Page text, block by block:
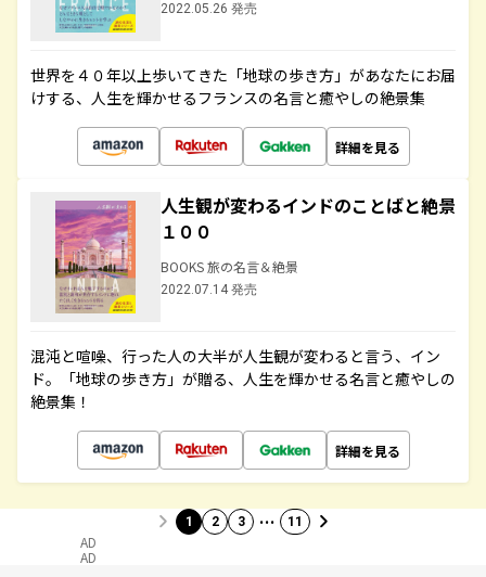
2022.05.26 発売
世界を４０年以上歩いてきた「地球の歩き方」があなたにお届
けする、人生を輝かせるフランスの名言と癒やしの絶景集
詳細を見る
人生観が変わるインドのことばと絶景
１００
BOOKS 旅の名言＆絶景
2022.07.14 発売
混沌と喧噪、行った人の大半が人生観が変わると言う、イン
ド。「地球の歩き方」が贈る、人生を輝かせる名言と癒やしの
絶景集！
詳細を見る
1 2 3 … 11
AD
AD